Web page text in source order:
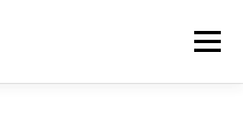
Menü